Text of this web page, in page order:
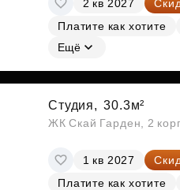
Субсидии
2 кв 2027
Платите как хотите
Ещё
Студия, 30.3м²
ЖК Скай Гарден, 2
1 кв 2027
Платите как хотите